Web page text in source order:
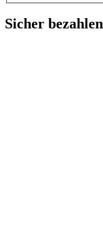
Sicher bezahlen